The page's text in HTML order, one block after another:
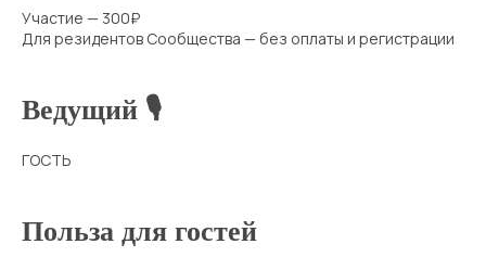
Участие — 300₽
Для резидентов Сообщества — без оплаты и регистрации
Ведущий 🎙
ГОСТЬ
Польза для гостей